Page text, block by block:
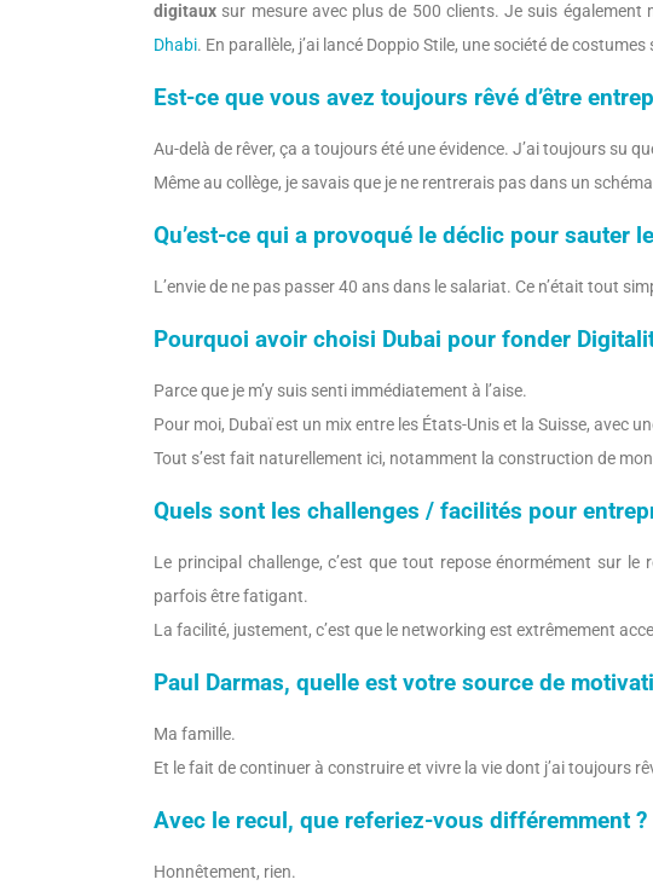
digitaux sur mesure avec plus de 500 clients. Je suis également
Dhabi. En parallèle, j’ai lancé Doppio Stile, une société de
Est-ce que vous avez toujours rêvé d’être
Au-delà de rêver, ça a toujours été une évidence. J’ai toujours su
Même au collège, je savais que je ne rentrerais pas dans un
Qu’est-ce qui a provoqué le déclic pour sauter
L’envie de ne pas passer 40 ans dans le salariat. Ce n’était tout
Pourquoi avoir choisi Dubai pour fonder
Parce que je m’y suis senti immédiatement à l’aise.
Pour moi, Dubaï est un mix entre les États-Unis et la Suisse, avec
Tout s’est fait naturellement ici, notamment la construction de
Quels sont les challenges / facilités pour
Le principal challenge, c’est que tout repose énormément sur
parfois être fatigant.
La facilité, justement, c’est que le networking est extrêmement
Paul Darmas, quelle est votre source de
Ma famille.
Et le fait de continuer à construire et vivre la vie dont j’ai toujours
Avec le recul, que referiez-vous différemment ?
Honnêtement, rien.